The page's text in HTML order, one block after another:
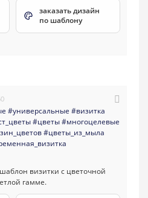
заказать дизайн
по шаблону
#универсальные #визитка
#цветы#многоцелевые
#цветы_из_мыла